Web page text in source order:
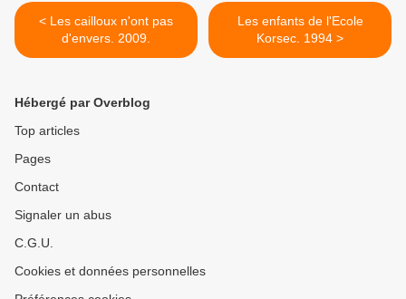
< Les cailloux n'ont pas
d'envers. 2009.
Les enfants de l'Ecole
Korsec. 1994 >
Hébergé par Overblog
Top articles
Pages
Contact
Signaler un abus
C.G.U.
Cookies et données personnelles